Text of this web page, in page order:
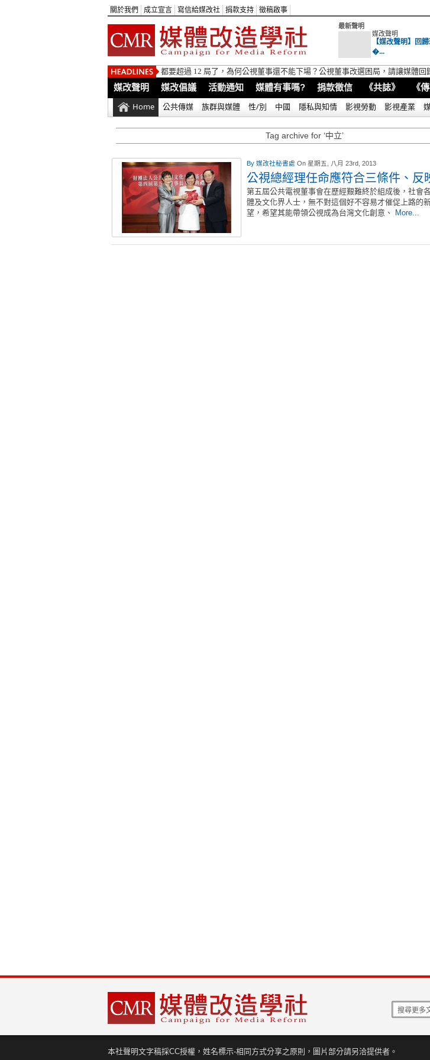
關於我們 成立宣言 寫信給媒改社 捐款支持 徵稿啟事
最新聲明
媒改聲明
【媒改聲明】回
�...
都要超過 12 局了，為何公視董事還不能下場？公視董事改選困局，請讓媒體回
媒改聲明 媒改倡議 活動通知 媒體有事嗎? 捐款徵信 《共誌》 《
Home 公共傳媒 族群與媒體 性/別 中國 隱私與知情 影視勞動 影視產業
Tag archive for ‘中立’
By 媒改社秘書處 On 星期五, 八月 23rd, 2013
公視總經理任命應符合三條件、反
第五屆公共電視董事會在歷經艱難終於組成後，社會
體及文化界人士，無不對這個好不容易才催促上路的
望，希望其能帶領公視成為台灣文化創意、
More...
本社聲明文字稿採CC授權，姓名標示-相同方式分享之原則，圖片部分請另洽提供者。